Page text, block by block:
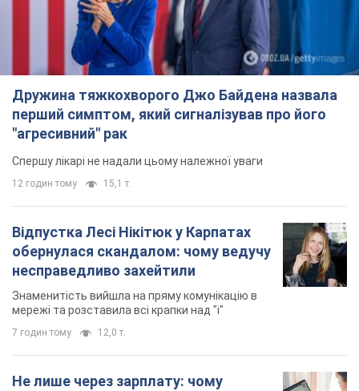
Дружина тяжкохворого Джо Байдена назвала
перший симптом, який сигналізував про його
"агресивний" рак
Спершу лікарі не надали цьому належної уваги
12 годин тому 15,1 т.
Відпустка Лесі Нікітюк у Карпатах
обернулася скандалом: чому ведучу
несправедливо захейтили
Знаменитість вийшла на пряму комунікацію в
мережі та розставила всі крапки над "і"
7 годин тому 12,0 т.
Не лише через зарплату: чому